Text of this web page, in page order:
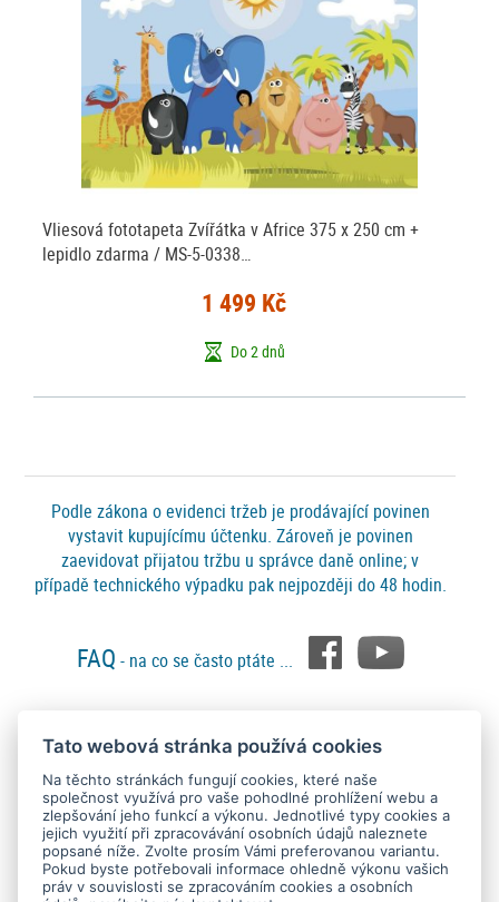
Vliesová fototapeta Zvířátka v Africe 375 x 250 cm +
lepidlo zdarma / MS-5-0338…
1 499 Kč
Do 2 dnů
Podle zákona o evidenci tržeb je prodávající povinen
vystavit kupujícímu účtenku. Zároveň je povinen
zaevidovat přijatou tržbu u správce daně online; v
případě technického výpadku pak nejpozději do 48 hodin.
FAQ - na co se často ptáte ...
Platební metody
Tato webová stránka používá cookies
Na těchto stránkách fungují cookies, které naše
společnost využívá pro vaše pohodlné prohlížení webu a
zlepšování jeho funkcí a výkonu. Jednotlivé typy cookies a
jejich využití při zpracovávání osobních údajů naleznete
popsané níže. Zvolte prosím Vámi preferovanou variantu.
Pokud byste potřebovali informace ohledně výkonu vašich
práv v souvislosti se zpracováním cookies a osobních